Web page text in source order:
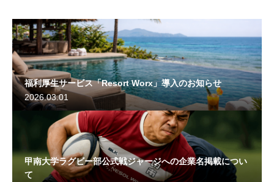
福利厚生サービス「Resort Worx」導入のお知らせ
2026.03.01
甲南大学ラグビー部公式戦ジャージへの企業名掲載につい
て